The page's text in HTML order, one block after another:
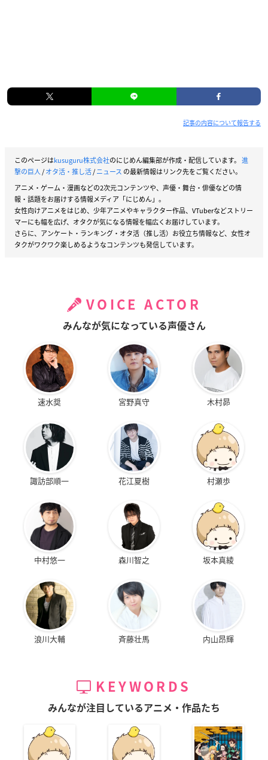
記事の内容について報告する
このページはkusuguru株式会社のにじめん編集部が作成・配信しています。 進
撃の巨人/オタ活・推し活/ニュース の最新情報はリンク先をご覧ください。
アニメ・ゲーム・漫画などの2次元コンテンツや、声優・舞台・俳優などの情
報・話題をお届けする情報メディア「にじめん」。
女性向けアニメをはじめ、少年アニメやキャラクター作品、VTuberなどストリー
マーにも幅を広げ、オタクが気になる情報を幅広くお届けしています。
さらに、アンケート・ランキング・オタ活（推し活）お役立ち情報など、女性オ
タクがワクワク楽しめるようなコンテンツも発信しています。
VOICE ACTOR
みんなが気になっている声優さん
速水奨 宮野真守 木村昴
諏訪部順一 花江夏樹 村瀬歩
中村悠一 森川智之 坂本真綾
浪川大輔 斉藤壮馬 内山昂輝
KEYWORDS
みんなが注目しているアニメ・作品たち